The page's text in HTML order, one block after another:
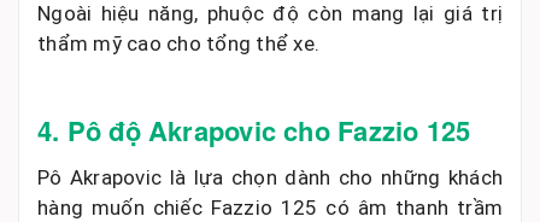
Ngoài hiệu năng, phuộc độ còn mang lại giá trị
thẩm mỹ cao cho tổng thể xe.
4. Pô độ Akrapovic cho Fazzio 125
Pô Akrapovic là lựa chọn dành cho những khách
hàng muốn chiếc Fazzio 125 có âm thanh trầm